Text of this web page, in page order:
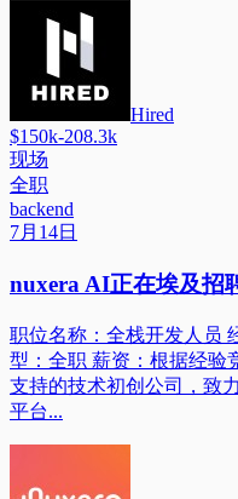
Hired
$150k-208.3k
现场
全职
backend
7月14日
nuxera AI正在埃及招
职位名称：全栈开发人员
型：全职 薪资：根据经验
支持的技术初创公司，致
平台...